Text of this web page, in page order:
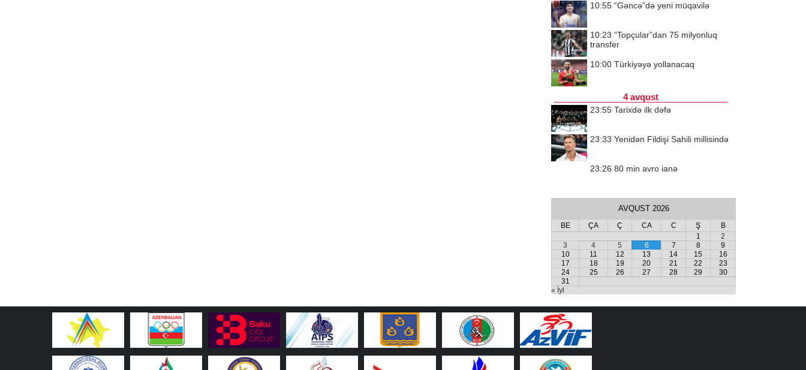
10:55 “Gəncə”də yeni müqavilə
10:23 “Topçular”dan 75 milyonluq
transfer
10:00 Türkiyəyə yollanacaq
4 avqust
23:55 Tarixdə ilk dəfə
23:33 Yenidən Fildişi Sahili millisində
23:26 80 min avro ianə
AVQUST 2026
BE ÇA Ç CA C Ş
B
1
2
3
4 5 6 7 8
9
10
11 12 13 14 15
16
17
18 19 20 21 22
23
24
25 26 27 28 29
30
31
« İyl